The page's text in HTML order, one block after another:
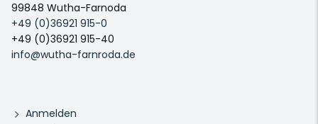
99848 Wutha-Farnoda
+49 (0)36921 915-0
+49 (0)36921 915-40
info@wutha-farnroda.de
Anmelden